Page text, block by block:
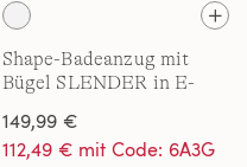
Shape-Badeanzug mit
Bügel SLENDER in E-
149,99 €
112,49 € mit Code: 6A3G